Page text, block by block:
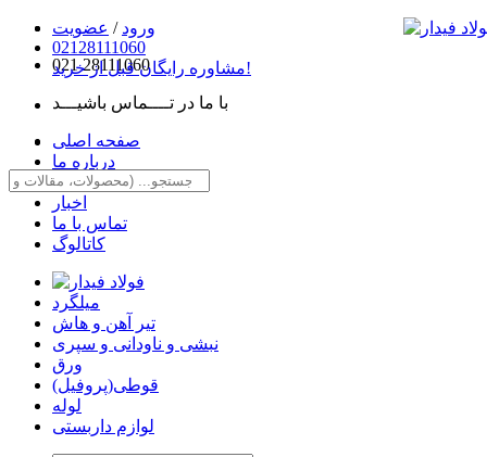
02128111060
مشاوره رایگان قبل از خرید!
ورود / عضویت
021 28111060
با ما در تــــماس باشیـــد
صفحه اصلی
درباره ما
مقالات
اخبار
تماس با ما
کاتالوگ
میلگرد
تیر آهن و هاش
نبشی و ناودانی و سپری
ورق
قوطی(پروفیل)
لوله
لوازم داربستی